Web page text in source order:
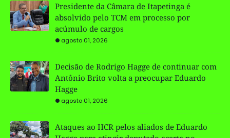
Presidente da Câmara de Itapetinga é
absolvido pelo TCM em processo por
acúmulo de cargos
agosto 01, 2026
Decisão de Rodrigo Hagge de continuar com
Antônio Brito volta a preocupar Eduardo
Hagge
agosto 01, 2026
Ataques ao HCR pelos aliados de Eduardo